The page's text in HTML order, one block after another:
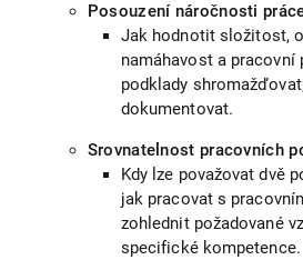
Posouzení náročnosti
Jak hodnotit složitost,
namáhavost a
podklady
dokumentovat.
Srovnatelnost pracovních
Kdy lze považovat dvě
jak pracovat s
zohlednit požadované
specifické kompetence.